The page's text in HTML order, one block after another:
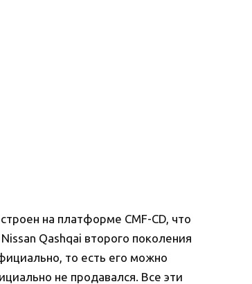
на платформе CMF-CD, что
Qashqai второго поколения
то есть его можно
не продавался. Все эти